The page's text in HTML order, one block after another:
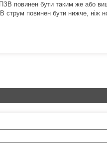
повинен бути таким же або
струм повинен бути нижче, ніж